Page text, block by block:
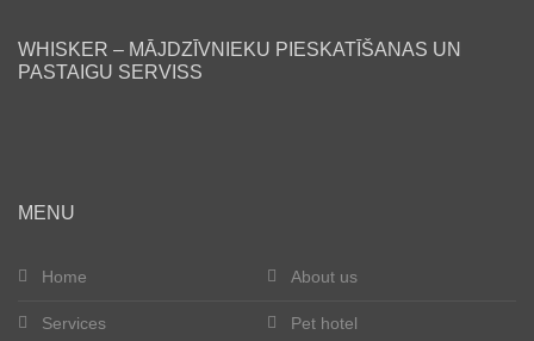
WHISKER – MĀJDZĪVNIEKU PIESKATĪŠANAS UN
PASTAIGU SERVISS
MENU
Home About us
Services Pet hotel